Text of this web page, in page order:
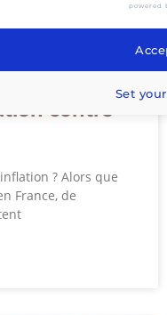
contre
? Alors que
France, de
powered
Set